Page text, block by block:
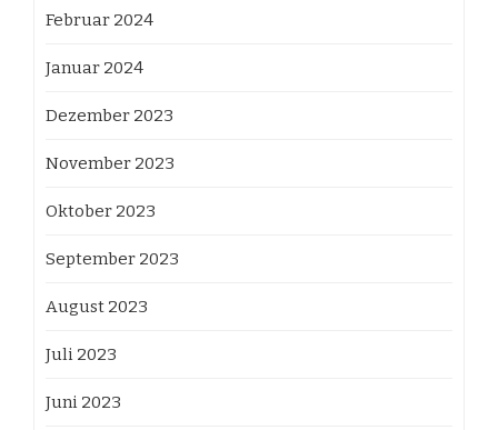
Februar 2024
Januar 2024
Dezember 2023
November 2023
Oktober 2023
September 2023
August 2023
Juli 2023
Juni 2023